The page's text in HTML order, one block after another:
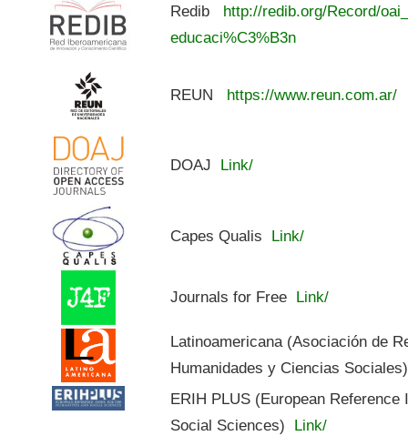
Redib
http://redib.org/Record/
educaci%C3%B3n
REUN https://www.reun.com.ar/
DOAJ Link/
Capes Qualis Link/
Journals for Free Link/
Latinoamericana (Asociación de
Humanidades y Ciencias Sociales)
ERIH PLUS (European
Social Sciences) Link/